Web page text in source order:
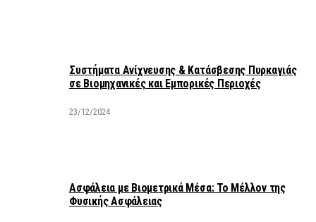
Συστήματα Ανίχνευσης & Κατάσβεσης Πυρκαγιάς
σε Βιομηχανικές και Εμπορικές Περιοχές
23/12/2024
Ασφάλεια με Βιομετρικά Μέσα: Το Μέλλον της
Φυσικής Ασφάλειας